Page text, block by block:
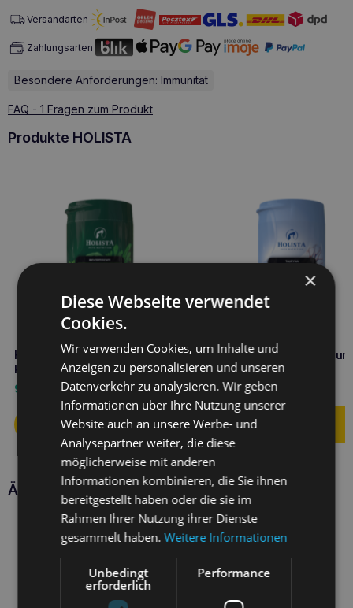
Versandarten
Zahlungsarten
Besondere Anforderungen: Immunität
FAQ - 1 Fragen zum Produkt
Produkte HOLISTA
HOLISTA Alga für Hunde und
Katzen 250g Bio
9,50
Holista Taurin für Hunde
Katzen 250g
11,60€
Ähnliche Produkte
×
Diese Webseite verwendet
Cookies.
Wir verwenden Cookies, um Inhalte und
Anzeigen zu personalisieren und unseren
Datenverkehr zu analysieren. Wir geben
Informationen über Ihre Nutzung unserer
Website auch an unsere Werbe- und
Analysepartner weiter, die diese
möglicherweise mit anderen
Informationen kombinieren, die Sie ihnen
bereitgestellt haben oder die sie im
Rahmen Ihrer Nutzung ihrer Dienste
gesammelt haben.Weitere Informationen
Unbedingt
erforderlich
Performance